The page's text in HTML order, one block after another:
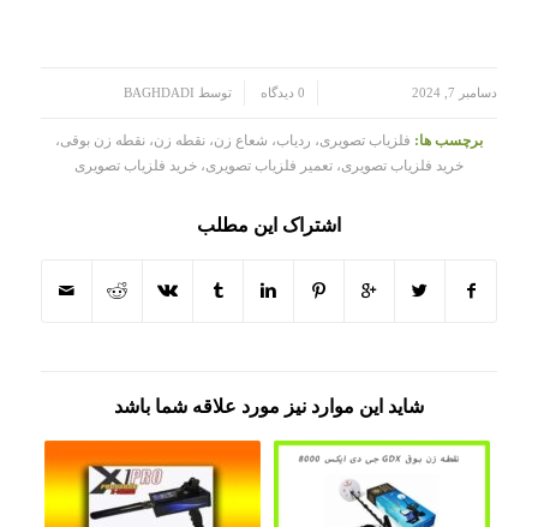
دسامبر 7, 2024 0 دیدگاه توسط BAGHDADI
برچسب ها: فلزیاب تصویری، ردیاب، شعاع زن، نقطه زن، نقطه زن بوقی،
خرید فلزیاب تصویری، تعمیر فلزیاب تصویری، خرید فلزیاب تصویری
اشتراک این مطلب
شاید این موارد نیز مورد علاقه شما باشد